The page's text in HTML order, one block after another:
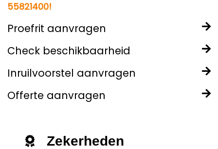
55821400!
Proefrit aanvragen
Check beschikbaarheid
Inruilvoorstel aanvragen
Offerte aanvragen
Zekerheden